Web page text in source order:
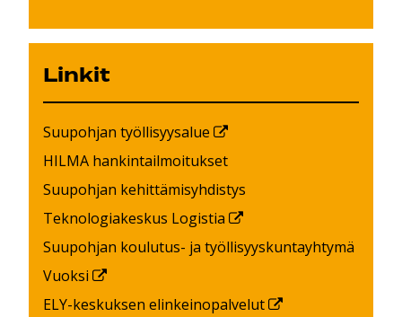
Linkit
Suupohjan työllisyysalue
HILMA hankintailmoitukset
Suupohjan kehittämisyhdistys
Teknologiakeskus Logistia
Suupohjan koulutus- ja työllisyyskuntayhtymä
Vuoksi
ELY-keskuksen elinkeinopalvelut